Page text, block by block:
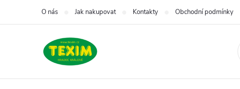
O nás Jak nakupovat Kontakty Obchodní podmínky